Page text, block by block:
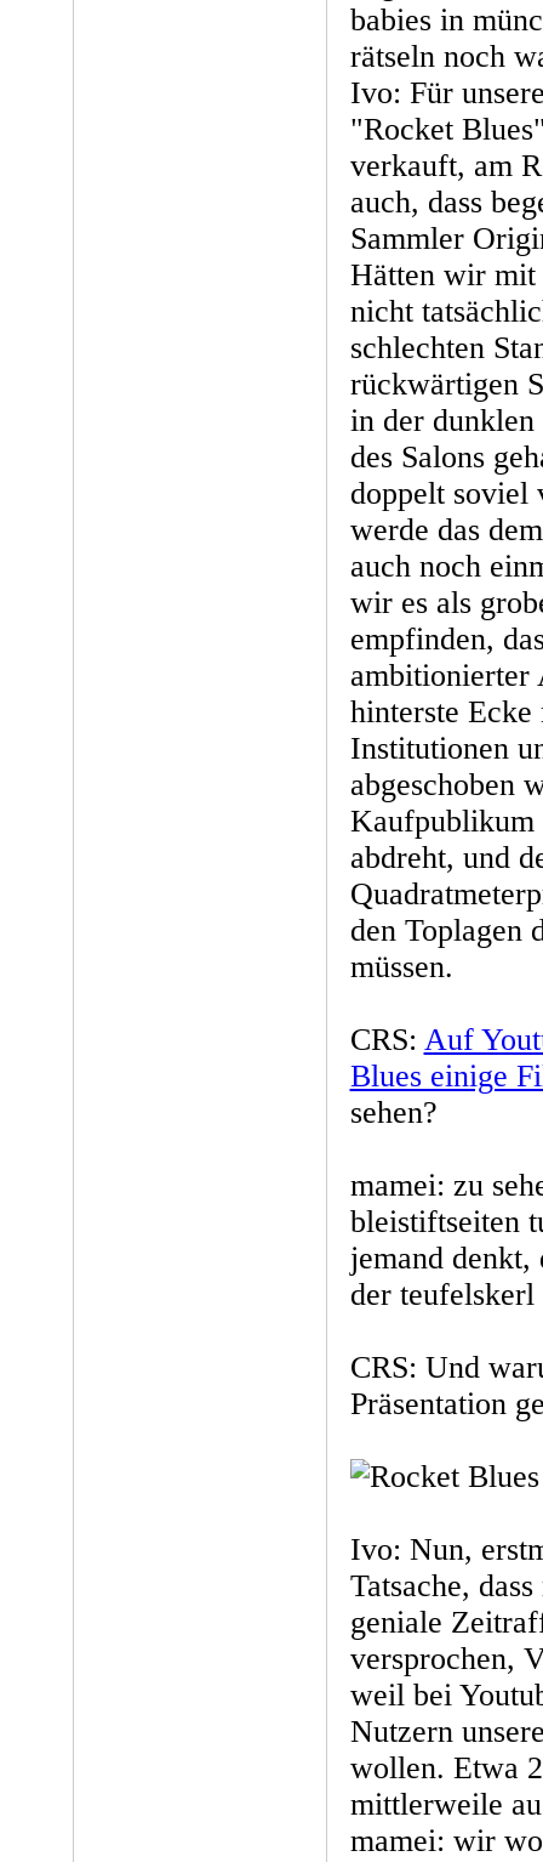
babies in
rätseln noch
Ivo: Für
"Rocket
verkauft, am
auch, dass
Sammler
Hätten wir
nicht
schlechten
rückwärtigen
in der dunklen
des Salons
doppelt soviel
werde das
auch noch
wir es als
empfinden,
ambitionierter
hinterste Ecke
Institutionen
abgeschoben
Kaufpublikum
abdreht, und
den Toplagen
müssen.
CRS: Auf
Blues einige
sehen?
mamei: zu
bleistiftseiten
jemand
der
CRS: Und
Präsentation
Ivo: Nun,
Tatsache,
geniale
versprochen,
weil bei
Nutzern
wollen. Etwa
mittlerweile
mamei: wir